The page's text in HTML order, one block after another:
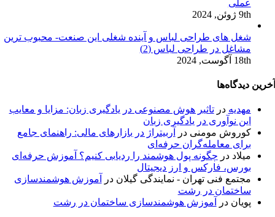
عملی
9th ژوئن, 2024
شغل های طراحی لباس و آینده شغلی این صنعت- محبوب ترین
مشاغل در طراحی لباس (2)
18th آگوست, 2024
دیدگاه‌ها
مهدیه در تاثیر هوش مصنوعی در یادگیری زبان: مزایا و معایب
این نوآوری در یادگیری زبان
کوروش مومنی در
آربیتراژ در بازارهای مالی: راهنمای جامع
برای معامله‌گران حرفه‌ای
میلاد در چگونه پول هوشمند را ردیابی کنیم؟ آموزش حرفه‌ای
بورس، فارکس و ارز دیجیتال
مجتمع فنی تهران - نمایندگی گیلان در
آموزش هوشمندسازی
ساختمان در رشت
پویان در آموزش هوشمندسازی ساختمان در رشت